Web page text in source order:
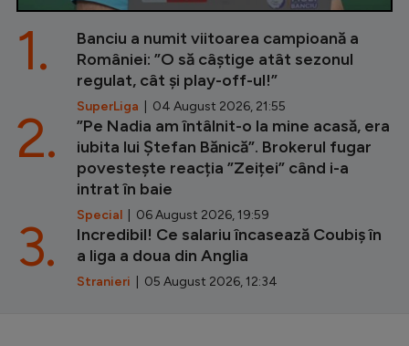
Banciu a numit viitoarea campioană a
României: ”O să câștige atât sezonul
regulat, cât și play-off-ul!”
SuperLiga | 04 August 2026, 21:55
1.
”Pe Nadia am întâlnit-o la mine acasă, era
iubita lui Ștefan Bănică”. Brokerul fugar
povestește reacția ”Zeiței” când i-a
intrat în baie
Special | 06 August 2026, 19:59
2.
Incredibil! Ce salariu încasează Coubiș în
a liga a doua din Anglia
Stranieri | 05 August 2026, 12:34
3.